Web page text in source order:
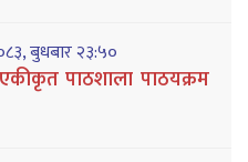
बुधबार २३:५०
पाठशाला पाठयक्रम